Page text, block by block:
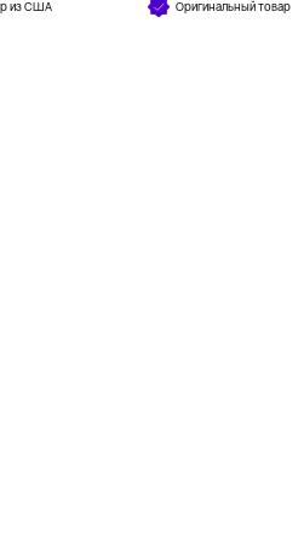
из США Оригинальный товар